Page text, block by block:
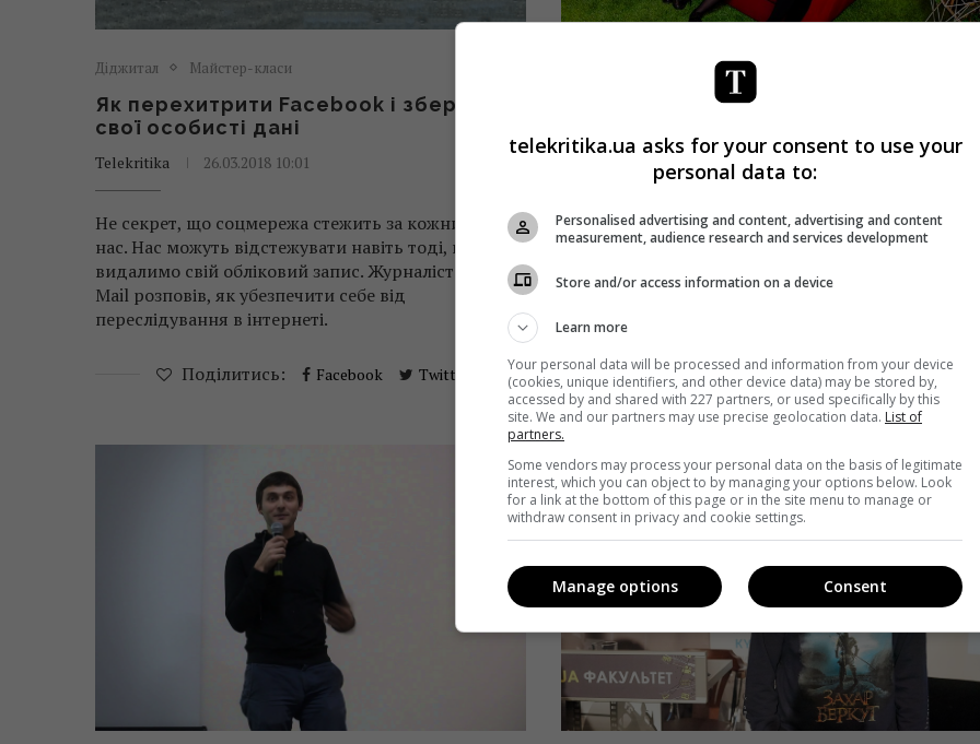
Діджитал Майстер-класи
Як перехитрити Facebook і зберегти
свої особисті дані
Telekritika 26.03.2018 10:01
Не секрет, що соцмережа стежить за кожним із
нас. Нас можуть відстежувати навіть тоді, коли ми
видалимо свій обліковий запис. Журналіст Daily
Mail розповів, як убезпечити себе від
переслідування в інтернеті.
Поділитись: Facebook Twitter
Медіатусовка
Зірки серіалу «Школа» розкажуть, як
23.03.2018 11:21
Вища школа Media & Production проведе перший
майстер-клас зірок серіалу «Школа» з Іриною
Кудашовою, Богданом Осадчуком, Анною Трінчер
і Олександром Петренком.
telekritika.ua asks for your consent to use your
personal data to:
Personalised advertising and content, advertising and content
measurement, audience research and services development
Store and/or access information on a device
Learn more
Your personal data will be processed and information from your device
(cookies, unique identifiers, and other device data) may be stored by,
accessed by and shared with 227 partners, or used specifically by this
site. We and our partners may use precise geolocation data. List of
partners.
Some vendors may process your personal data on the basis of legitimate
interest, which you can object to by managing your options below. Look
for a link at the bottom of this page or in the site menu to manage or
withdraw consent in privacy and cookie settings.
Consent
Manage options